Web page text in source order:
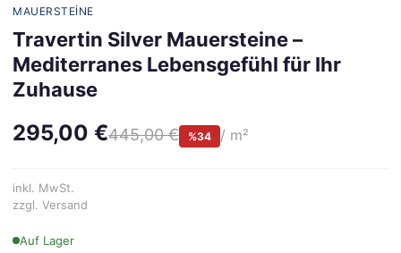
MAUERSTEINE
Travertin Silver Mauersteine –
Mediterranes Lebensgefühl für Ihr
Zuhause
295,00 €445,00 € %34 / m²
inkl. MwSt.
zzgl. Versand
Auf Lager